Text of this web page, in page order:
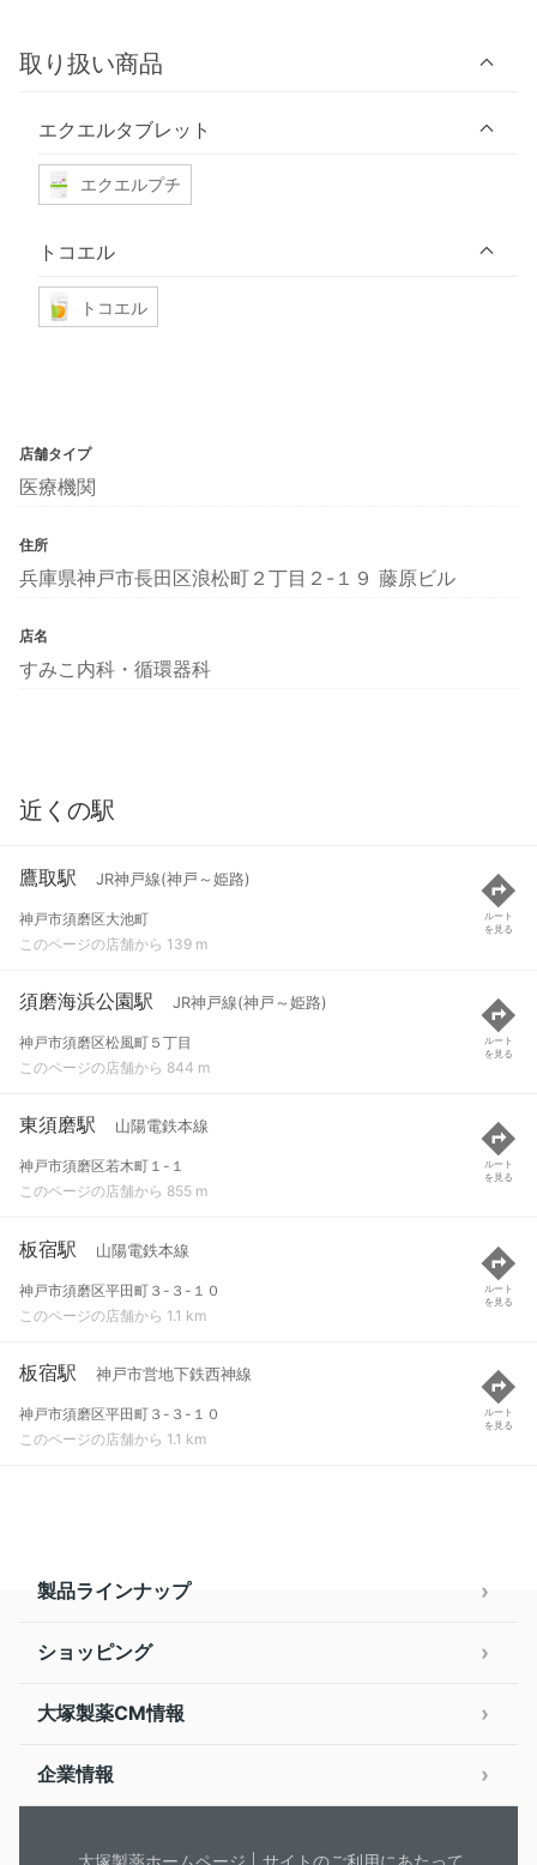
取り扱い商品
エクエルタブレット
エクエルプチ
トコエル
トコエル
店舗タイプ
医療機関
住所
兵庫県神戸市長田区浪松町２丁目２-１９ 藤原ビル
店名
すみこ内科・循環器科
近くの駅
鷹取駅 JR神戸線(神戸～姫路)
神戸市須磨区大池町
このページの店舗から 139 m
ルート
を見る
須磨海浜公園駅 JR神戸線(神戸～姫路)
神戸市須磨区松風町５丁目
このページの店舗から 844 m
ルート
を見る
東須磨駅 山陽電鉄本線
神戸市須磨区若木町１-１
このページの店舗から 855 m
ルート
を見る
板宿駅 山陽電鉄本線
神戸市須磨区平田町３-３-１０
このページの店舗から 1.1 km
ルート
を見る
板宿駅 神戸市営地下鉄西神線
神戸市須磨区平田町３-３-１０
このページの店舗から 1.1 km
ルート
を見る
製品ラインナップ
ショッピング
大塚製薬CM情報
企業情報